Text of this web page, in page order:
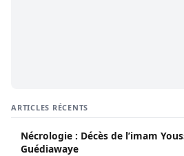
ARTICLES RÉCENTS
Nécrologie : Décès de l’imam
Guédiawaye